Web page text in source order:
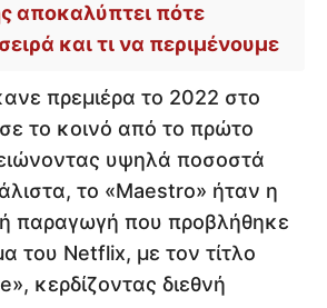
αποκαλύπτει πότε
και τι να περιμένουμε
πρεμιέρα το 2022 στο
το κοινό από το πρώτο
υψηλά ποσοστά
το «Maestro» ήταν η
παραγωγή που προβλήθηκε
του Netflix, με τον τίτλο
κερδίζοντας διεθνή